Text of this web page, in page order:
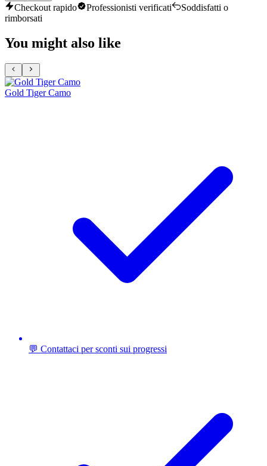
Checkout rapido Professionisti verificati
Soddisfatti o
rimborsati
You might also like
Gold Tiger Camo
💬 Contattaci per sconti sui progressi